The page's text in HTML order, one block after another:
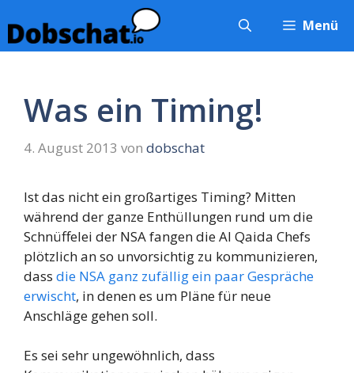
Inhalt
springen
Menü
Was ein Timing!
4. August 2013 von dobschat
Ist das nicht ein großartiges Timing? Mitten
während der ganze Enthüllungen rund um die
Schnüffelei der NSA fangen die Al Qaida Chefs
plötzlich an so unvorsichtig zu kommunizieren,
dass die NSA ganz zufällig ein paar Gespräche
erwischt, in denen es um Pläne für neue
Anschläge gehen soll.
Es sei sehr ungewöhnlich, dass